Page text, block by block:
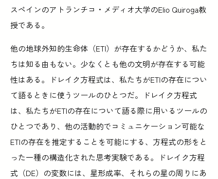
スペインのアトランチコ・メディオ大学のElio Quiroga教
授である。
他の地球外知的生命体（ETI）が存在するかどうか、私た
ちは知る由もない。少なくとも他の文明が存在する可能
性はある。ドレイク方程式は、私たちがETIの存在につい
て語るときに使うツールのひとつだ。ドレイク方程式
は、私たちがETIの存在について語る際に用いるツールの
ひとつであり、他の活動的でコミュニケーション可能な
ETIの存在を推定することを可能にする、方程式の形をと
った一種の構造化された思考実験である。ドレイク方程
式（DE）の変数には、星形成率、それらの星の周りにあ